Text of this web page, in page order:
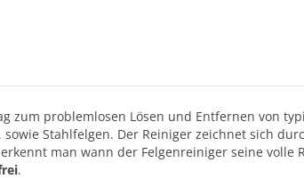
zum problemlosen Lösen und Entfernen von
Stahlfelgen. Der Reiniger zeichnet sich
man wann der Felgenreiniger seine
.